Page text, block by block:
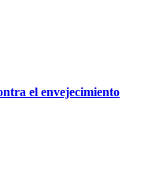
el envejecimiento